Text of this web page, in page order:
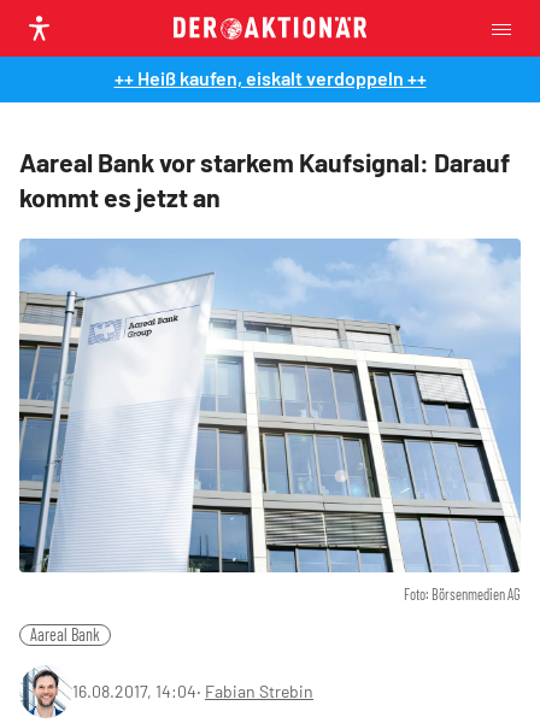
++ Heiß kaufen, eiskalt verdoppeln ++
Aareal Bank vor starkem Kaufsignal: Darauf
kommt es jetzt an
Foto: Börsenmedien AG
Aareal Bank
16.08.2017, 14:04‧ Fabian Strebin